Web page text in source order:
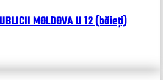
MOLDOVA U 12 (băieți)